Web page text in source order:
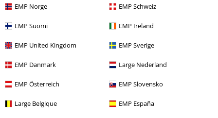
EMP Norge EMP Schweiz
EMP Suomi EMP Ireland
EMP United Kingdom EMP Sverige
EMP Danmark Large Nederland
EMP Österreich EMP Slovensko
Large Belgique EMP España
kr 379,00
Flere kategorier. Flere valgmuligheter.
Klesmerker Klær T-skjorter og topper T-skjorter
Klesmerker Dame
Klær & tilbehør Topper T-skjorter